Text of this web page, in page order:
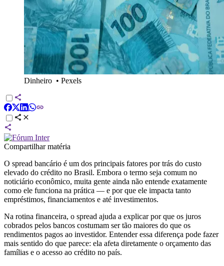
Dinheiro • Pexels
Compartilhar matéria
O spread bancário é um dos principais fatores por trás do custo
elevado do crédito no Brasil. Embora o termo seja comum no
noticiário econômico, muita gente ainda não entende exatamente
como ele funciona na prática — e por que ele impacta tanto
empréstimos, financiamentos e até investimentos.
Na rotina financeira, o spread ajuda a explicar por que os juros
cobrados pelos bancos costumam ser tão maiores do que os
rendimentos pagos ao investidor. Entender essa diferença pode fazer
mais sentido do que parece: ela afeta diretamente o orçamento das
famílias e o acesso ao crédito no país.